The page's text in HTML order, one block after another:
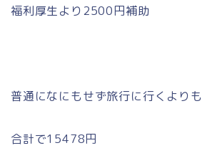
福利厚生より2500円補助
普通になにもせず旅行に行くよりも
合計で15478円